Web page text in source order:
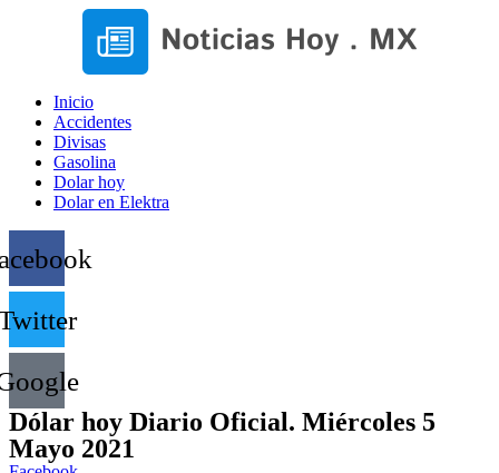
Inicio
Accidentes
Divisas
Gasolina
Dolar hoy
Dolar en Elektra
Dólar hoy Diario Oficial. Miércoles 5
Mayo 2021